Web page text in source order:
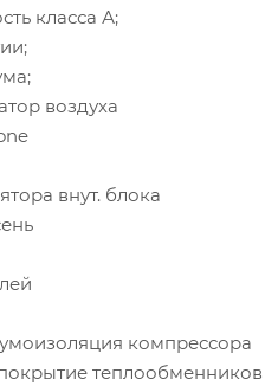
класса А;
воздуха
внут. блока
компрессора